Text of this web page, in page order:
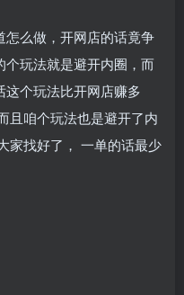
么做，开网店的话竟争
个玩法就是避开内圈，而
这个玩法比开网店赚多
且咱个玩法也是避开了内
家找好了， 一单的话最少